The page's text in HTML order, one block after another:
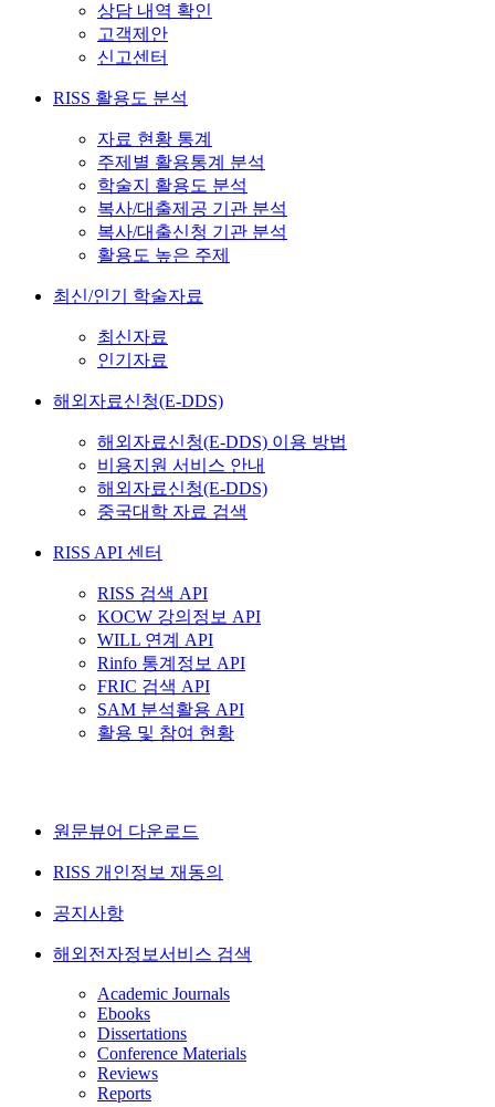
상담 내역 확인
고객제안
신고센터
RISS 활용도 분석
자료 현황 통계
주제별 활용통계 분석
학술지 활용도 분석
복사/대출제공 기관 분석
복사/대출신청 기관 분석
활용도 높은 주제
최신/인기 학술자료
최신자료
인기자료
해외자료신청(E-DDS)
해외자료신청(E-DDS) 이용 방법
비용지원 서비스 안내
해외자료신청(E-DDS)
중국대학 자료 검색
RISS API 센터
RISS 검색 API
KOCW 강의정보 API
WILL 연계 API
Rinfo 통계정보 API
FRIC 검색 API
SAM 분석활용 API
활용 및 참여 현황
원문뷰어 다운로드
RISS 개인정보 재동의
공지사항
해외전자정보서비스 검색
Academic Journals
Ebooks
Dissertations
Conference Materials
Reviews
Reports